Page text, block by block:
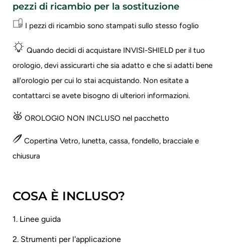
pezzi di ricambio per la sostituzione
I pezzi di ricambio sono stampati sullo stesso foglio
Quando decidi di acquistare INVISI-SHIELD per il tuo
orologio, devi assicurarti che sia adatto e che si adatti bene
all'orologio per cui lo stai acquistando. Non esitate a
contattarci se avete bisogno di ulteriori informazioni.
OROLOGIO NON INCLUSO nel pacchetto
Copertina Vetro, lunetta, cassa, fondello, bracciale e
chiusura
COSA È INCLUSO?
1. Linee guida
2. Strumenti per l'applicazione